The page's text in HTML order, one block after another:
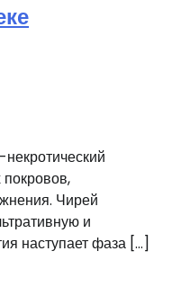
Чирей
и
наступает фаза […]